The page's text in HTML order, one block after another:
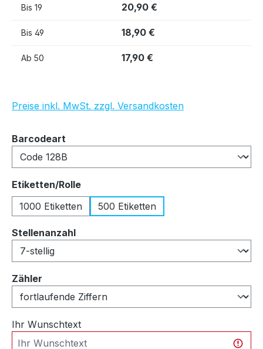
Bis 19 20,90 €
Bis 49 18,90 €
Ab 50 17,90 €
Preise inkl. MwSt. zzgl. Versandkosten
Barcodeart
Etiketten/Rolleauswählen
1000 Etiketten
500 Etiketten
Stellenanzahlauswählen
Zähler
Ihr Wunschtext